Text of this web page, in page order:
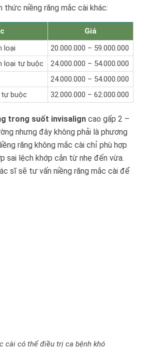
thức niềng răng mắc cài khác:
Giá
loại
20.000.000 – 59.000.000
loại tự buộc
24.000.000 – 54.000.000
24.000.000 – 54.000.000
buộc
32.000.000 – 62.000.000
trong suốt invisalign cao gấp 2 –
nhưng đây không phải là phương
răng không mắc cài chỉ phù hợp
sai lệch khớp cắn từ nhẹ đến vừa.
sĩ sẽ tư vấn niềng răng mắc cài để
cài có thể điều trị ca bệnh khó